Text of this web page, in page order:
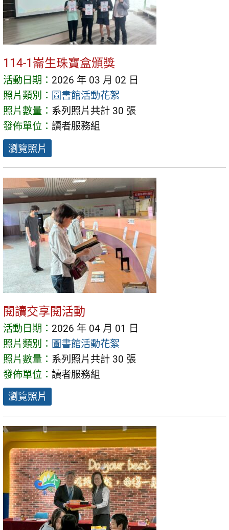
114-1崙生珠寶盒頒獎
活動日期： 2026 年 03 月 02 日
照片類別： 圖書館活動花絮
照片數量： 系列照片共計 30 張
發佈單位： 讀者服務組
瀏覽照片
閱讀交享閱活動
活動日期： 2026 年 04 月 01 日
照片類別： 圖書館活動花絮
照片數量： 系列照片共計 30 張
發佈單位： 讀者服務組
瀏覽照片